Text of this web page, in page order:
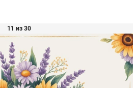
11 из 30